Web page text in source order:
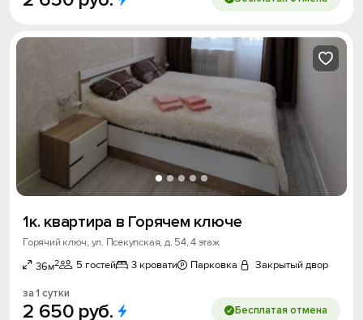
1к. квартира в Горячем ключе
Горячий ключ, ул. Псекупская, д. 54, 4 этаж
36м2 5 гостей 3 кровати Парковка Закрытый двор
за 1 сутки
2 650 руб. Бесплатая отмена